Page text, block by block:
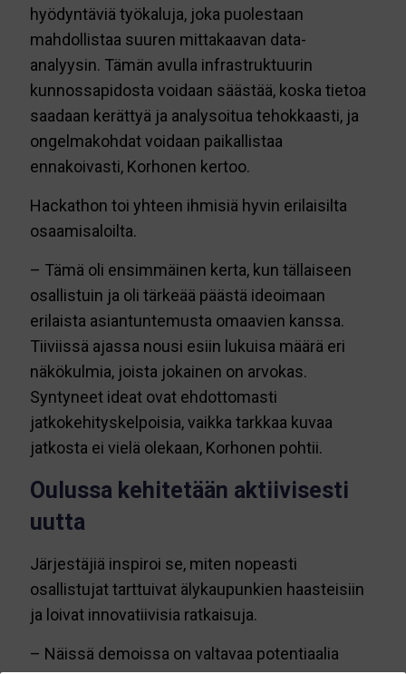
hyödyntäviä työkaluja, joka puolestaan
mahdollistaa suuren mittakaavan data-
analyysin. Tämän avulla infrastruktuurin
kunnossapidosta voidaan säästää, koska tietoa
saadaan kerättyä ja analysoitua tehokkaasti, ja
ongelmakohdat voidaan paikallistaa
ennakoivasti, Korhonen kertoo.
Hackathon toi yhteen ihmisiä hyvin erilaisilta
osaamisaloilta.
– Tämä oli ensimmäinen kerta, kun tällaiseen
osallistuin ja oli tärkeää päästä ideoimaan
erilaista asiantuntemusta omaavien kanssa.
Tiiviissä ajassa nousi esiin lukuisa määrä eri
näkökulmia, joista jokainen on arvokas.
Syntyneet ideat ovat ehdottomasti
jatkokehityskelpoisia, vaikka tarkkaa kuvaa
jatkosta ei vielä olekaan, Korhonen pohtii.
Oulussa kehitetään aktiivisesti
uutta
Järjestäjiä inspiroi se, miten nopeasti
osallistujat tarttuivat älykaupunkien haasteisiin
ja loivat innovatiivisia ratkaisuja.
– Näissä demoissa on valtavaa potentiaalia